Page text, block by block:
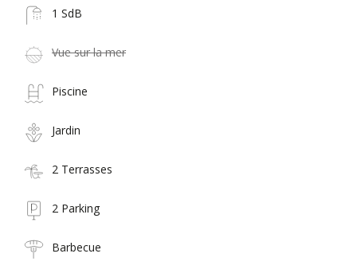
1 SdB
Vue sur la mer
Piscine
Jardin
2 Terrasses
2 Parking
Barbecue